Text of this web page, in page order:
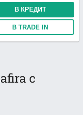
В КРЕДИТ
В TRADE IN
с